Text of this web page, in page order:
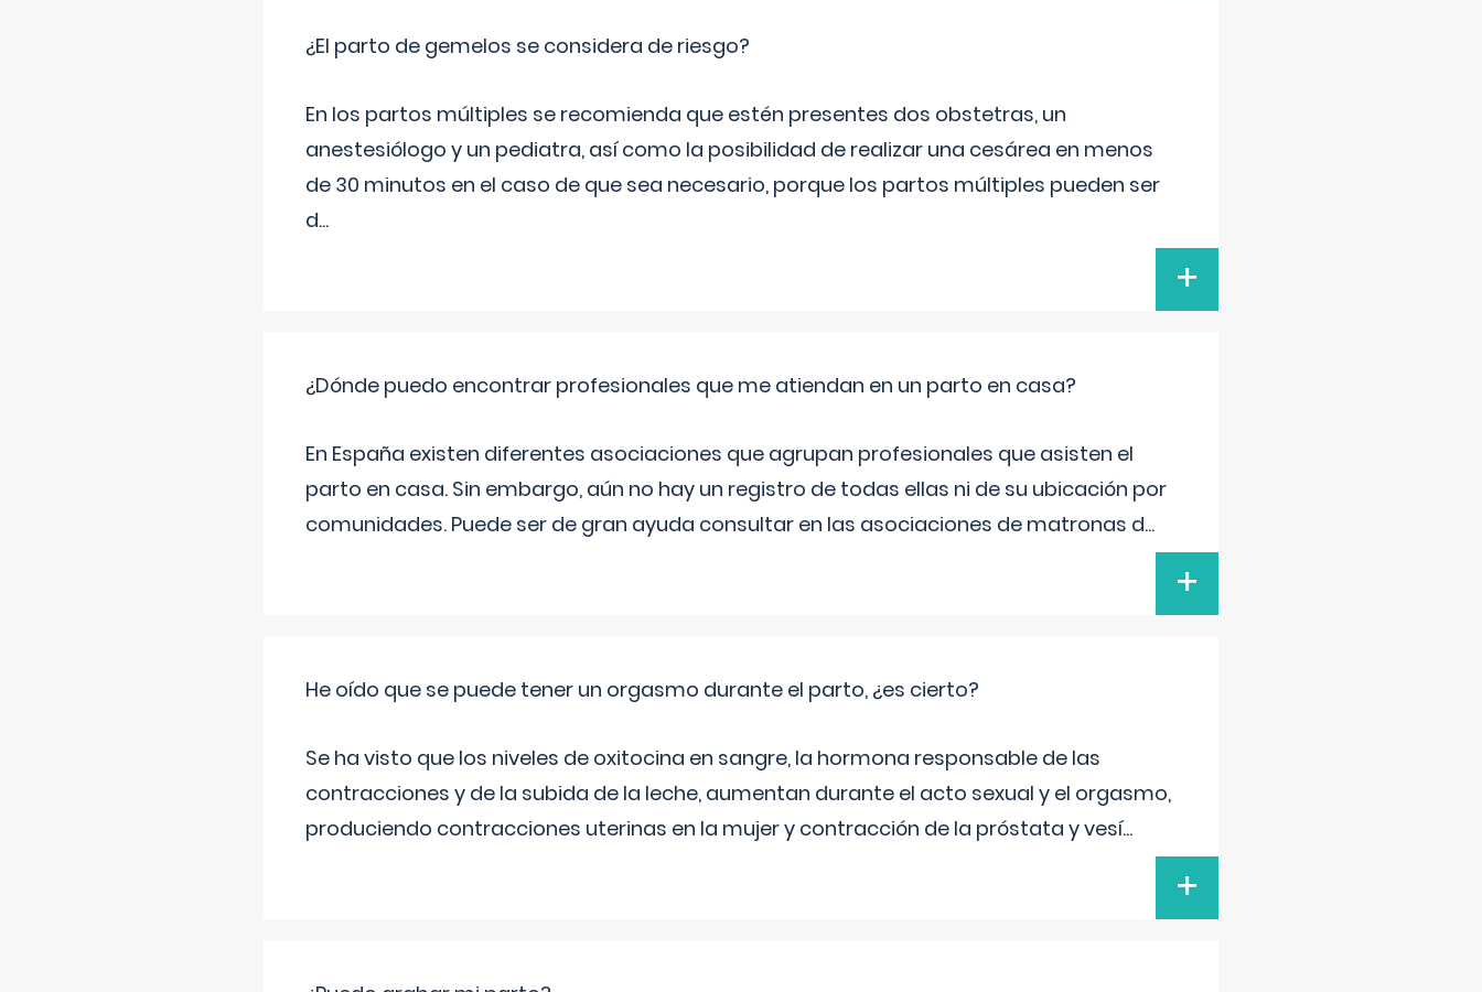
¿El parto de gemelos se considera de riesgo?
En los partos múltiples se recomienda que estén presentes dos obstetras, un
anestesiólogo y un pediatra, así como la posibilidad de realizar una cesárea en menos
de 30 minutos en el caso de que sea necesario, porque los partos múltiples pueden ser
d...
+
¿Dónde puedo encontrar profesionales que me atiendan en un parto en casa?
En España existen diferentes asociaciones que agrupan profesionales que asisten el
parto en casa. Sin embargo, aún no hay un registro de todas ellas ni de su ubicación por
comunidades. Puede ser de gran ayuda consultar en las asociaciones de matronas d...
+
He oído que se puede tener un orgasmo durante el parto, ¿es cierto?
Se ha visto que los niveles de oxitocina en sangre, la hormona responsable de las
contracciones y de la subida de la leche, aumentan durante el acto sexual y el orgasmo,
produciendo contracciones uterinas en la mujer y contracción de la próstata y vesí...
+